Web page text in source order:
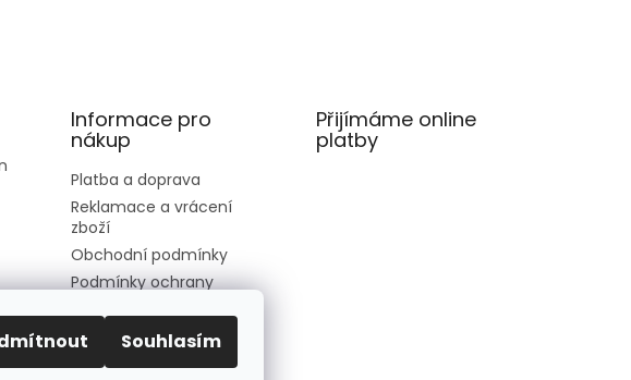
Souhlasím
Informace pro
nákup
Platba a doprava
Reklamace a vrácení
zboží
Obchodní podmínky
Podmínky ochrany
Moje objednávka
Přijímáme online
platby